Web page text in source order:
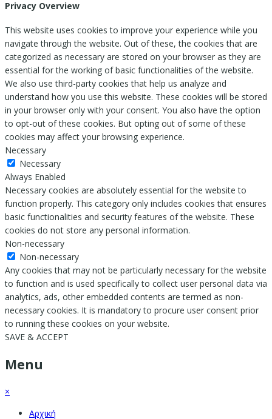
Privacy Overview
This website uses cookies to improve your experience while you
navigate through the website. Out of these, the cookies that are
categorized as necessary are stored on your browser as they are
essential for the working of basic functionalities of the website.
We also use third-party cookies that help us analyze and
understand how you use this website. These cookies will be stored
in your browser only with your consent. You also have the option
to opt-out of these cookies. But opting out of some of these
cookies may affect your browsing experience.
Necessary
Necessary
Always Enabled
Necessary cookies are absolutely essential for the website to
function properly. This category only includes cookies that ensures
basic functionalities and security features of the website. These
cookies do not store any personal information.
Non-necessary
Non-necessary
Any cookies that may not be particularly necessary for the website
to function and is used specifically to collect user personal data via
analytics, ads, other embedded contents are termed as non-
necessary cookies. It is mandatory to procure user consent prior
to running these cookies on your website.
SAVE & ACCEPT
Menu
×
Αρχική